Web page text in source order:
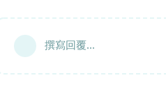
撰寫回覆...